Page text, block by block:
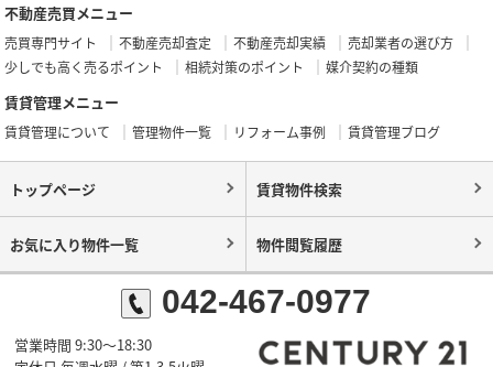
不動産売買メニュー
売買専門サイト 不動産売却査定 不動産売却実績
売却業者の選び方
少しでも高く売るポイント
相続対策のポイント 媒介契約の種類
賃貸管理メニュー
賃貸管理について 管理物件一覧 リフォーム事例 賃貸管理ブログ
トップページ 賃貸物件検索
お気に入り物件一覧 物件閲覧履歴
042-467-0977
営業時間 9:30～18:30